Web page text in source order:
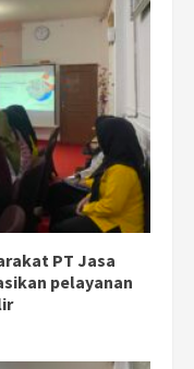
PT Jasa
pelayanan